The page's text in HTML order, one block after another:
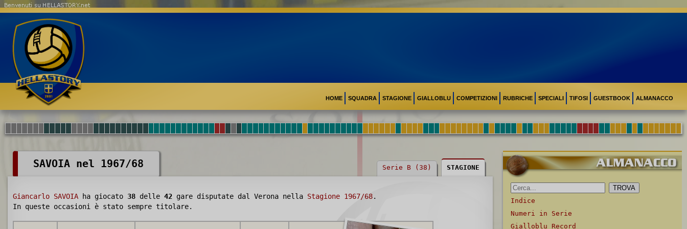
HOME SQUADRA STAGIONE GIALLOBLU COMPETIZIONI RUBRICHE SPECIALI TIFOSI GUESTBOOK ALMANACCO
Benvenuti su HELLASTORY.net
SAVOIA nel 1967/68 Serie B (38) STAGIONE
Giancarlo SAVOIA ha giocato 38 delle 42 gare disputate dal Verona nella Stagione 1967/68.
In queste occasioni è stato sempre titolare.
Indice
Numeri in Serie
Gialloblu Record